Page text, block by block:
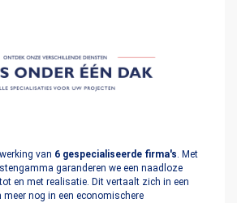
van 6 gespecialiseerde firma's. Met
garanderen we een naadloze
en met realisatie. Dit vertaalt zich in een
meer nog in een economischere